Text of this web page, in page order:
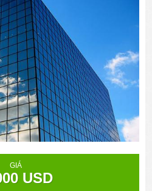
GIÁ
USD